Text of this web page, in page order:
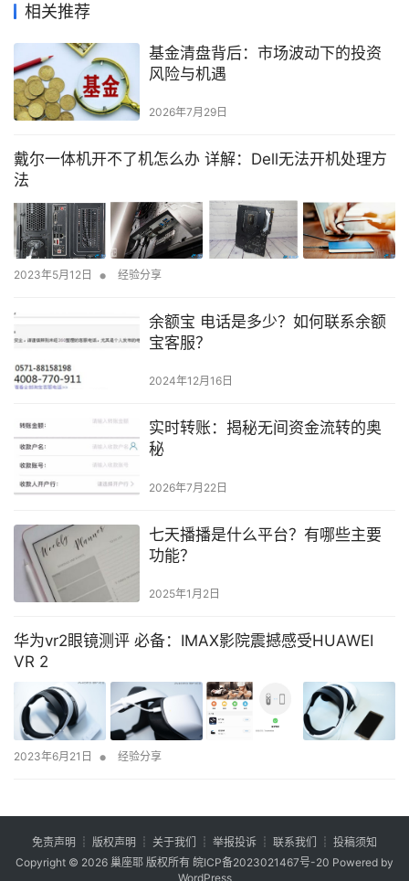
相关推荐
基金清盘背后：市场波动下的投资
风险与机遇
2026年7月29日
戴尔一体机开不了机怎么办 详解：Dell无法开机处理方
法
2023年5月12日 • 经验分享
余额宝 电话是多少？如何联系余额
宝客服？
2024年12月16日
实时转账：揭秘无间资金流转的奥
秘
2026年7月22日
七天播播是什么平台？有哪些主要
功能？
2025年1月2日
华为vr2眼镜测评 必备：IMAX影院震撼感受HUAWEI
VR 2
2023年6月21日 • 经验分享
免责声明 ┊ 版权声明 ┊ 关于我们 ┊ 举报投诉 ┊ 联系我们 ┊ 投稿须知
Copyright © 2026 巢座耶 版权所有 皖ICP备2023021467号-20 Powered by
WordPress